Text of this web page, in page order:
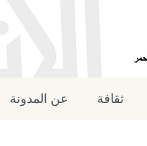
ثقافة عن المدونة